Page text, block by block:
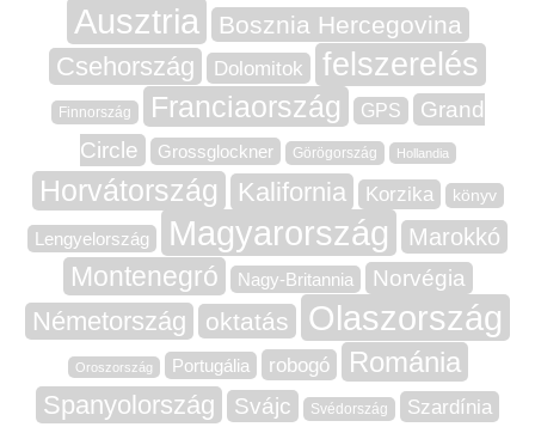
Ausztria Bosznia Hercegovina
Csehország Dolomitok felszerelés
Finnország Franciaország GPS
Grand
Circle
Grossglockner Görögország Hollandia
Horvátország Kalifornia Korzika könyv
Lengyelország Magyarország Marokkó
Montenegró Nagy-Britannia Norvégia
Németország oktatás Olaszország
Oroszország Portugália robogó Románia
Spanyolország Svájc Svédország
Szardínia